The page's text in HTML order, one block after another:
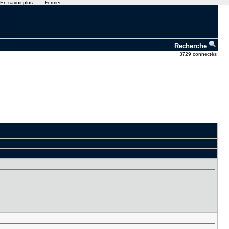
Recherche
3729 connectés
En savoir plus Fermer